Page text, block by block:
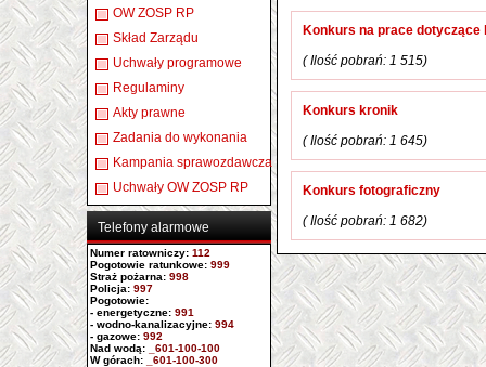
OW ZOSP RP
Skład Zarządu
Uchwały programowe
Regulaminy
Akty prawne
Zadania do wykonania
Kampania sprawozdawcza
Uchwały OW ZOSP RP
Telefony alarmowe
Numer ratowniczy: 112
Pogotowie ratunkowe: 999
Straż pożarna: 998
Policja: 997
Pogotowie:
- energetyczne: 991
- wodno-kanalizacyjne: 994
- gazowe: 992
Nad wodą: _601-100-100
W górach: _601-100-300
Konkurs na prace
( Ilość pobrań: 1 515)
Konkurs kronik
( Ilość pobrań: 1 645)
Konkurs fotograficzny
( Ilość pobrań: 1 682)